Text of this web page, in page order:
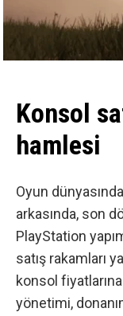
Konsol
hamlesi
Oyun
arkasında, son
PlayStation
satış rakamları
konsol
yönetimi,